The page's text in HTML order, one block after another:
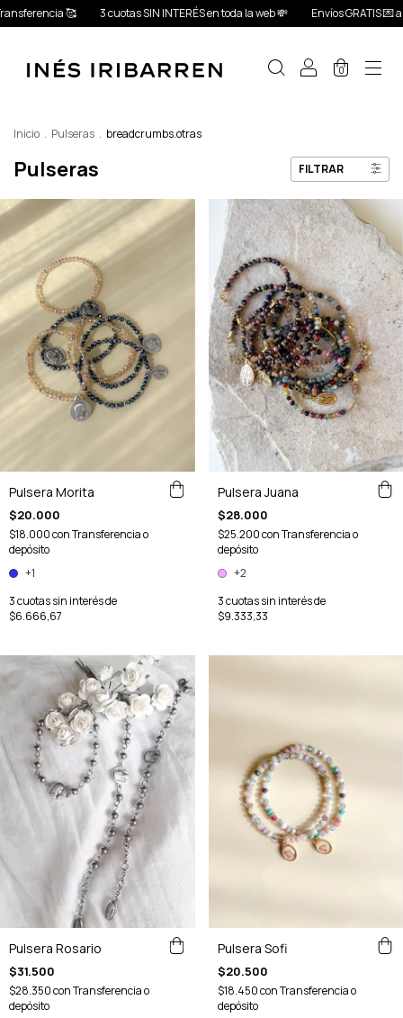
3 cuotas SIN INTERÉS en toda la web 💸 Envíos GRATIS 💌 a partir de los
0
Inicio . Pulseras . breadcrumbs.otras
Pulseras FILTRAR
Pulsera Morita
$20.000
$18.000conTransferencia o
depósito
+1
3cuotas sin interés de
$6.666,67
Pulsera Juana
$28.000
$25.200conTransferencia o
depósito
+2
3cuotas sin interés de
$9.333,33
Pulsera Rosario
$31.500
$28.350conTransferencia o
depósito
Pulsera Sofi
$20.500
$18.450conTransferencia o
depósito